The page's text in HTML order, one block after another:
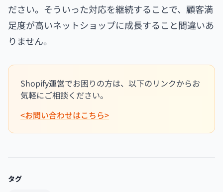
ださい。そういった対応を継続することで、顧客満
足度が高いネットショップに成長すること間違いあ
りません。
Shopify運営でお困りの方は、以下のリンクからお
気軽にご相談ください。
<お問い合わせはこちら>
タグ